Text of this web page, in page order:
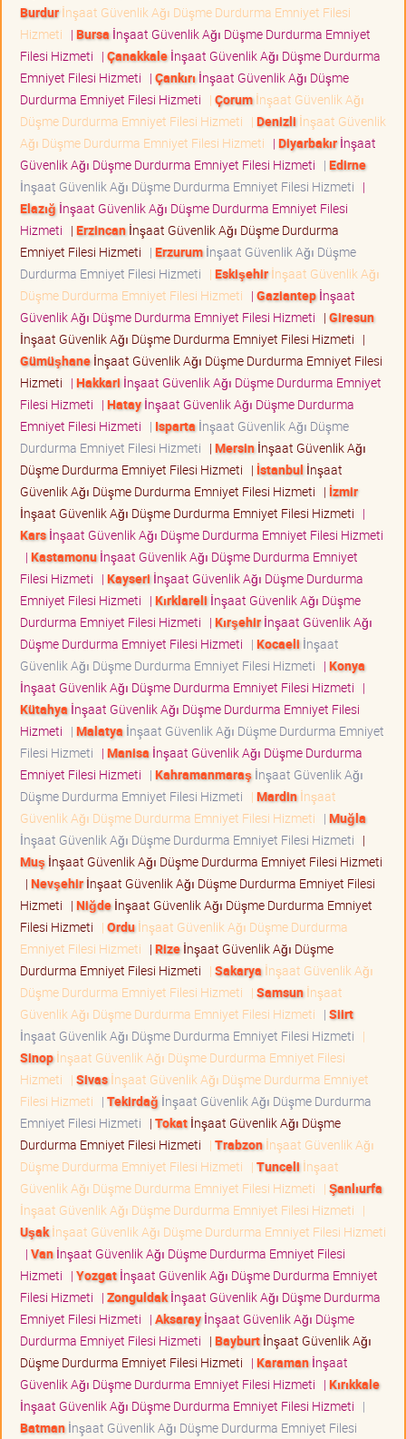
Burdurİnşaat Güvenlik Ağı Düşme Durdurma Emniyet Filesi
Hizmeti | Bursa İnşaat Güvenlik Ağı Düşme Durdurma Emniyet
Filesi Hizmeti | Çanakkaleİnşaat Güvenlik Ağı Düşme Durdurma
Emniyet Filesi Hizmeti | Çankırı İnşaat Güvenlik Ağı Düşme
Durdurma Emniyet Filesi Hizmeti | Çorumİnşaat Güvenlik Ağı
Düşme Durdurma Emniyet Filesi Hizmeti | Denizli İnşaat Güvenlik
Ağı Düşme Durdurma Emniyet Filesi Hizmeti | Diyarbakırİnşaat
Güvenlik Ağı Düşme Durdurma Emniyet Filesi Hizmeti | Edirne
İnşaat Güvenlik Ağı Düşme Durdurma Emniyet Filesi Hizmeti |
Elazığ İnşaat Güvenlik Ağı Düşme Durdurma Emniyet Filesi
Hizmeti | Erzincanİnşaat Güvenlik Ağı Düşme Durdurma
Emniyet Filesi Hizmeti | Erzurumİnşaat Güvenlik Ağı Düşme
Durdurma Emniyet Filesi Hizmeti | Eskişehirİnşaat Güvenlik Ağı
Düşme Durdurma Emniyet Filesi Hizmeti | Gaziantepİnşaat
Güvenlik Ağı Düşme Durdurma Emniyet Filesi Hizmeti | Giresun
İnşaat Güvenlik Ağı Düşme Durdurma Emniyet Filesi Hizmeti |
Gümüşhaneİnşaat Güvenlik Ağı Düşme Durdurma Emniyet Filesi
Hizmeti | Hakkari İnşaat Güvenlik Ağı Düşme Durdurma Emniyet
Filesi Hizmeti | Hatayİnşaat Güvenlik Ağı Düşme Durdurma
Emniyet Filesi Hizmeti | Isparta İnşaat Güvenlik Ağı Düşme
Durdurma Emniyet Filesi Hizmeti | Mersinİnşaat Güvenlik Ağı
Düşme Durdurma Emniyet Filesi Hizmeti | İstanbul İnşaat
Güvenlik Ağı Düşme Durdurma Emniyet Filesi Hizmeti | İzmir
İnşaat Güvenlik Ağı Düşme Durdurma Emniyet Filesi Hizmeti |
Karsİnşaat Güvenlik Ağı Düşme Durdurma Emniyet Filesi Hizmeti
| Kastamonuİnşaat Güvenlik Ağı Düşme Durdurma Emniyet
Filesi Hizmeti | Kayseri İnşaat Güvenlik Ağı Düşme Durdurma
Emniyet Filesi Hizmeti | Kırklareli İnşaat Güvenlik Ağı Düşme
Durdurma Emniyet Filesi Hizmeti | Kırşehirİnşaat Güvenlik Ağı
Düşme Durdurma Emniyet Filesi Hizmeti | Kocaeli İnşaat
Güvenlik Ağı Düşme Durdurma Emniyet Filesi Hizmeti | Konya
İnşaat Güvenlik Ağı Düşme Durdurma Emniyet Filesi Hizmeti |
Kütahya İnşaat Güvenlik Ağı Düşme Durdurma Emniyet Filesi
Hizmeti | Malatya İnşaat Güvenlik Ağı Düşme Durdurma Emniyet
Filesi Hizmeti | Manisa İnşaat Güvenlik Ağı Düşme Durdurma
Emniyet Filesi Hizmeti | Kahramanmaraş İnşaat Güvenlik Ağı
Düşme Durdurma Emniyet Filesi Hizmeti | Mardinİnşaat
Güvenlik Ağı Düşme Durdurma Emniyet Filesi Hizmeti | Muğla
İnşaat Güvenlik Ağı Düşme Durdurma Emniyet Filesi Hizmeti |
Muş İnşaat Güvenlik Ağı Düşme Durdurma Emniyet Filesi Hizmeti
| Nevşehirİnşaat Güvenlik Ağı Düşme Durdurma Emniyet Filesi
Hizmeti | Niğdeİnşaat Güvenlik Ağı Düşme Durdurma Emniyet
Filesi Hizmeti | Orduİnşaat Güvenlik Ağı Düşme Durdurma
Emniyet Filesi Hizmeti | Rizeİnşaat Güvenlik Ağı Düşme
Durdurma Emniyet Filesi Hizmeti | Sakarya İnşaat Güvenlik Ağı
Düşme Durdurma Emniyet Filesi Hizmeti | Samsunİnşaat
Güvenlik Ağı Düşme Durdurma Emniyet Filesi Hizmeti | Siirt
İnşaat Güvenlik Ağı Düşme Durdurma Emniyet Filesi Hizmeti |
Sinopİnşaat Güvenlik Ağı Düşme Durdurma Emniyet Filesi
Hizmeti | Sivasİnşaat Güvenlik Ağı Düşme Durdurma Emniyet
Filesi Hizmeti | Tekirdağ İnşaat Güvenlik Ağı Düşme Durdurma
Emniyet Filesi Hizmeti | Tokatİnşaat Güvenlik Ağı Düşme
Durdurma Emniyet Filesi Hizmeti | Trabzonİnşaat Güvenlik Ağı
Düşme Durdurma Emniyet Filesi Hizmeti | Tunceli İnşaat
Güvenlik Ağı Düşme Durdurma Emniyet Filesi Hizmeti | Şanlıurfa
İnşaat Güvenlik Ağı Düşme Durdurma Emniyet Filesi Hizmeti |
Uşakİnşaat Güvenlik Ağı Düşme Durdurma Emniyet Filesi Hizmeti
| Vanİnşaat Güvenlik Ağı Düşme Durdurma Emniyet Filesi
Hizmeti | Yozgatİnşaat Güvenlik Ağı Düşme Durdurma Emniyet
Filesi Hizmeti | Zonguldakİnşaat Güvenlik Ağı Düşme Durdurma
Emniyet Filesi Hizmeti | Aksarayİnşaat Güvenlik Ağı Düşme
Durdurma Emniyet Filesi Hizmeti | Bayburtİnşaat Güvenlik Ağı
Düşme Durdurma Emniyet Filesi Hizmeti | Karamanİnşaat
Güvenlik Ağı Düşme Durdurma Emniyet Filesi Hizmeti | Kırıkkale
İnşaat Güvenlik Ağı Düşme Durdurma Emniyet Filesi Hizmeti |
Batmanİnşaat Güvenlik Ağı Düşme Durdurma Emniyet Filesi